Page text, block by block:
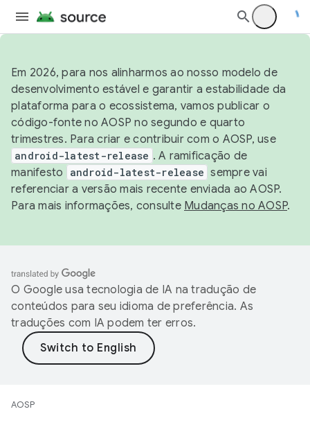
Em 2026, para nos alinharmos ao nosso modelo de
desenvolvimento estável e garantir a estabilidade da
plataforma para o ecossistema, vamos publicar o
código-fonte no AOSP no segundo e quarto
trimestres. Para criar e contribuir com o AOSP, use
android-latest-release . A ramificação de
manifesto
android-latest-release sempre vai
referenciar a versão mais recente enviada ao AOSP.
Para mais informações, consulte Mudanças no AOSP.
O Google usa tecnologia de IA na tradução de
conteúdos para seu idioma de preferência. As
traduções com IA podem ter erros.
AOSP